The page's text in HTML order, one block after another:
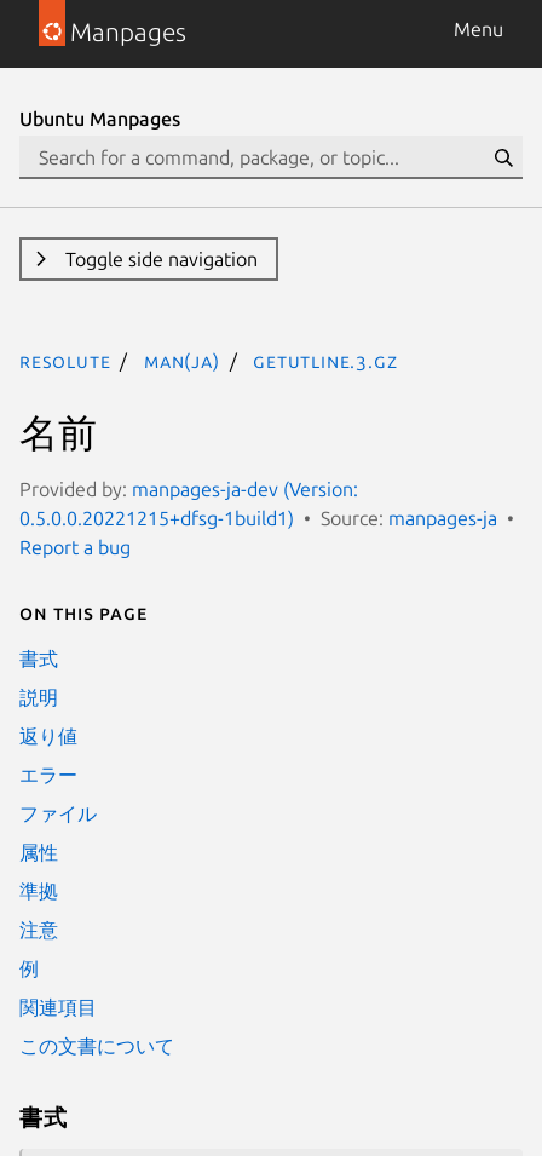
Manpages Menu
Ubuntu Manpages
Toggle side navigation
resolute man(ja) getutline.3.gz
名前
Provided by: manpages-ja-dev (Version:
0.5.0.0.20221215+dfsg-1build1)
Source: manpages-ja
Report a bug
On this page
書式
説明
返り値
エラー
ファイル
属性
準拠
注意
例
関連項目
この文書について
書式